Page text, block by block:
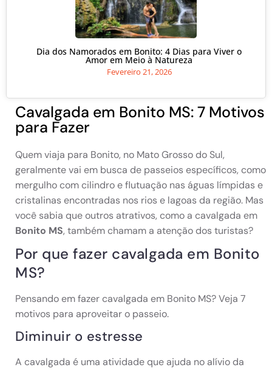
Dia dos Namorados em Bonito: 4 Dias para Viver o
Amor em Meio à Natureza
Fevereiro 21, 2026
Cavalgada em Bonito MS: 7 Motivos
para Fazer
Quem viaja para Bonito, no Mato Grosso do Sul,
geralmente vai em busca de passeios específicos, como
mergulho com cilindro e flutuação nas águas límpidas e
cristalinas encontradas nos rios e lagoas da região. Mas
você sabia que outros atrativos, como a cavalgada em
Bonito MS, também chamam a atenção dos turistas?
Por que fazer cavalgada em Bonito
MS?
Pensando em fazer cavalgada em Bonito MS? Veja 7
motivos para aproveitar o passeio.
Diminuir o estresse
A cavalgada é uma atividade que ajuda no alívio da